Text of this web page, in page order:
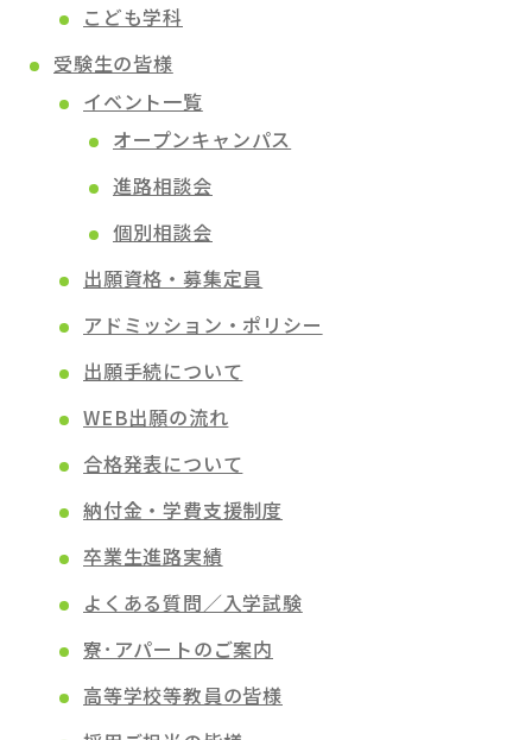
こども学科
受験生の皆様
イベント一覧
オープンキャンパス
進路相談会
個別相談会
出願資格・募集定員
アドミッション・ポリシー
出願手続について
WEB出願の流れ
合格発表について
納付金・学費支援制度
卒業生進路実績
よくある質問／入学試験
寮･アパートのご案内
高等学校等教員の皆様